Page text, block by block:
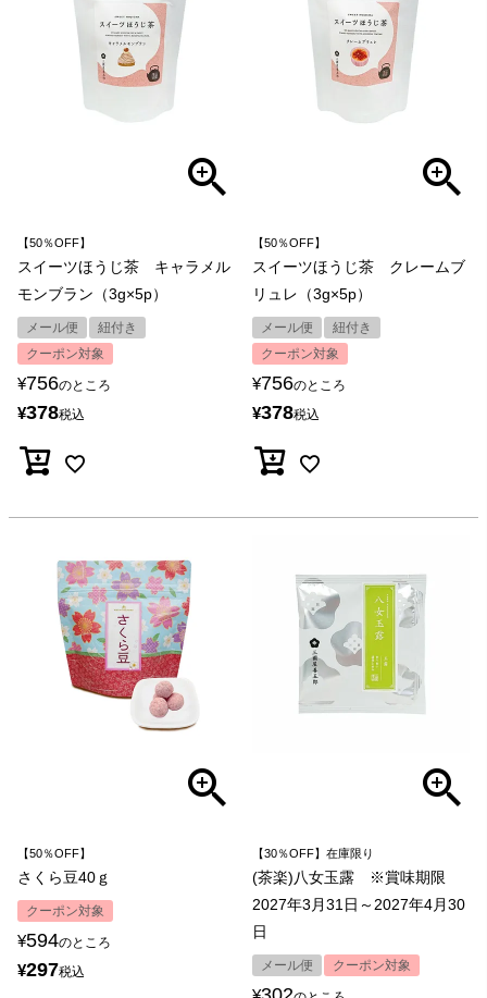
【50％OFF】
スイーツほうじ茶 キャラメル
モンブラン（3g×5p）
メール便
紐付き
クーポン対象
¥756のところ
¥378税込
【50％OFF】
スイーツほうじ茶 クレームブ
リュレ（3g×5p）
メール便
紐付き
クーポン対象
¥756のところ
¥378税込
【50％OFF】
さくら豆40ｇ
クーポン対象
¥594のところ
¥297税込
【30％OFF】在庫限り
(茶楽)八女玉露 ※賞味期限
2027年3月31日～2027年4月30
日
メール便 クーポン対象